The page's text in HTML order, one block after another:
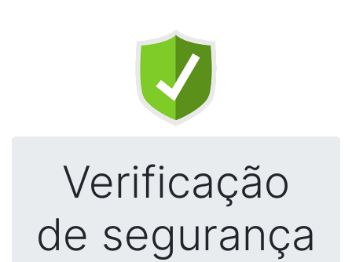
Verificação
de segurança